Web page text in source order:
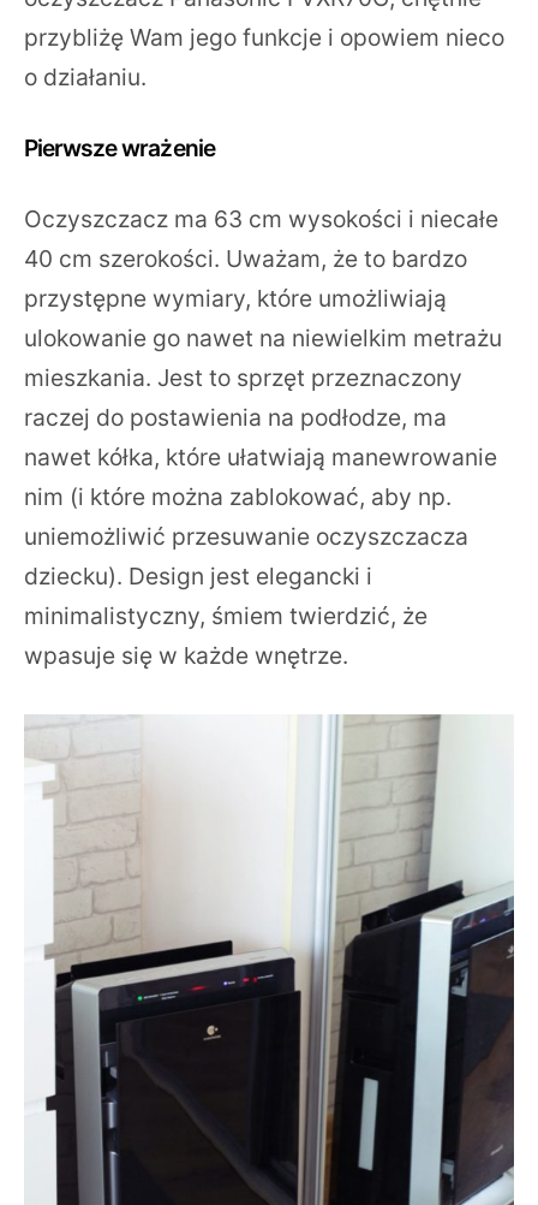
przybliżę Wam jego funkcje i opowiem nieco
o działaniu.
Pierwsze wrażenie
Oczyszczacz ma 63 cm wysokości i niecałe
40 cm szerokości. Uważam, że to bardzo
przystępne wymiary, które umożliwiają
ulokowanie go nawet na niewielkim metrażu
mieszkania. Jest to sprzęt przeznaczony
raczej do postawienia na podłodze, ma
nawet kółka, które ułatwiają manewrowanie
nim (i które można zablokować, aby np.
uniemożliwić przesuwanie oczyszczacza
dziecku). Design jest elegancki i
minimalistyczny, śmiem twierdzić, że
wpasuje się w każde wnętrze.